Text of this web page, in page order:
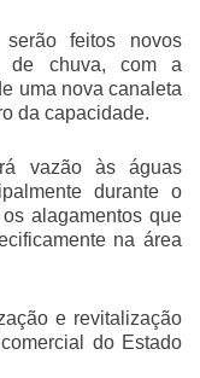
feitos novos
de chuva, com a
uma nova canaleta
da capacidade.
vazão às águas
durante o
alagamentos que
na área
e revitalização
do Estado